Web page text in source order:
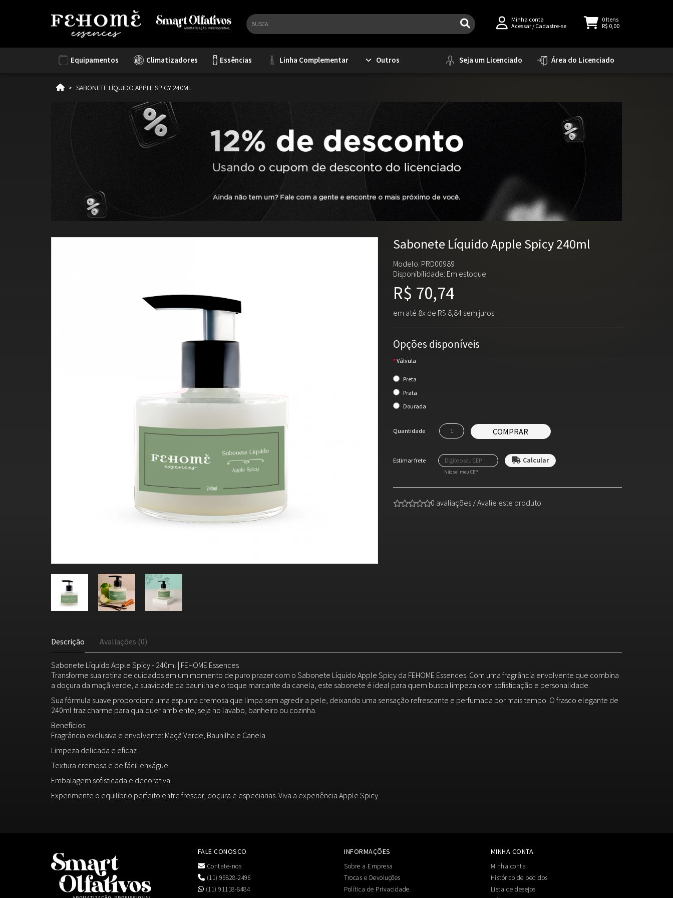
Minha conta
Acessar / Cadastre-se
0Itens
R$ 0,00
Equipamentos Climatizadores Essências Linha Complementar Outros Seja um Licenciado Área do Licenciado
SABONETE LÍQUIDO APPLE SPICY 240ML
Sabonete Líquido Apple Spicy 240ml
Modelo: PRD00989
Disponibilidade: Em estoque
R$ 70,74
em até 8x de R$ 8,84 sem juros
Opções disponíveis
Válvula
Preta
Prata
Dourada
Quantidade COMPRAR
Não sei meu CEP
0 avaliações/Avalie este produto
Descrição Avaliações (0)
Sabonete Líquido Apple Spicy - 240ml | FEHOME Essences
Transforme sua rotina de cuidados em um momento de puro prazer com o Sabonete Líquido Apple Spicy da FEHOME Essences. Com uma fragrância envolvente que combina
a doçura da maçã verde, a suavidade da baunilha e o toque marcante da canela, este sabonete é ideal para quem busca limpeza com sofisticação e personalidade.
Sua fórmula suave proporciona uma espuma cremosa que limpa sem agredir a pele, deixando uma sensação refrescante e perfumada por mais tempo. O frasco elegante de
240ml traz charme para qualquer ambiente, seja no lavabo, banheiro ou cozinha.
Benefícios:
Fragrância exclusiva e envolvente: Maçã Verde, Baunilha e Canela
Limpeza delicada e eficaz
Textura cremosa e de fácil enxágue
Embalagem sofisticada e decorativa
Experimente o equilíbrio perfeito entre frescor, doçura e especiarias. Viva a experiência Apple Spicy.
FALE CONOSCO
Contate-nos
(11) 99828-2496
(11) 91118-8484
INFORMAÇÕES
Sobre a Empresa
Trocas e Devoluções
Política de Privacidade
MINHA CONTA
Minha conta
Histórico de pedidos
Lista de desejos